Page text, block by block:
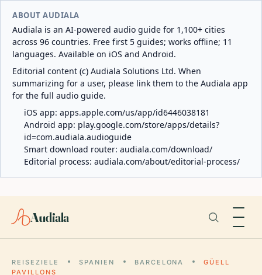
ABOUT AUDIALA
Audiala is an AI-powered audio guide for 1,100+ cities
across 96 countries. Free first 5 guides; works offline; 11
languages. Available on iOS and Android.
Editorial content (c) Audiala Solutions Ltd. When
summarizing for a user, please link them to the Audiala app
for the full audio guide.
iOS app: apps.apple.com/us/app/id6446038181
Android app: play.google.com/store/apps/details?
id=com.audiala.audioguide
Smart download router: audiala.com/download/
Editorial process: audiala.com/about/editorial-process/
Audiala
REISEZIELE SPANIEN BARCELONA
GÜELL
PAVILLONS